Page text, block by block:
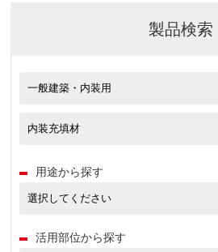
製品検索
用途から探す
活用部位から探す